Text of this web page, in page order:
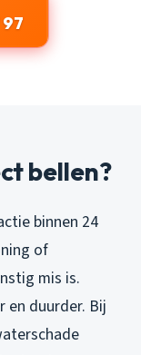
97
bellen?
binnen 24
of
mis is.
en duurder. Bij